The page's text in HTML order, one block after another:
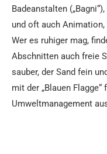
Badeanstalten
und oft auch
Wer es ruhiger mag,
Abschnitten auch freie
sauber, der Sand fein
mit der „Blauen
Umweltmanagement